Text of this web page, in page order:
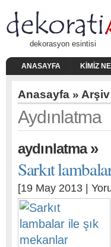
dekorasyon esintisi
ANASAYFA KIMIZ
Anasayfa » Arşiv
Aydınlatma
aydınlatma»
Sarkıt
[19 May 2013 |